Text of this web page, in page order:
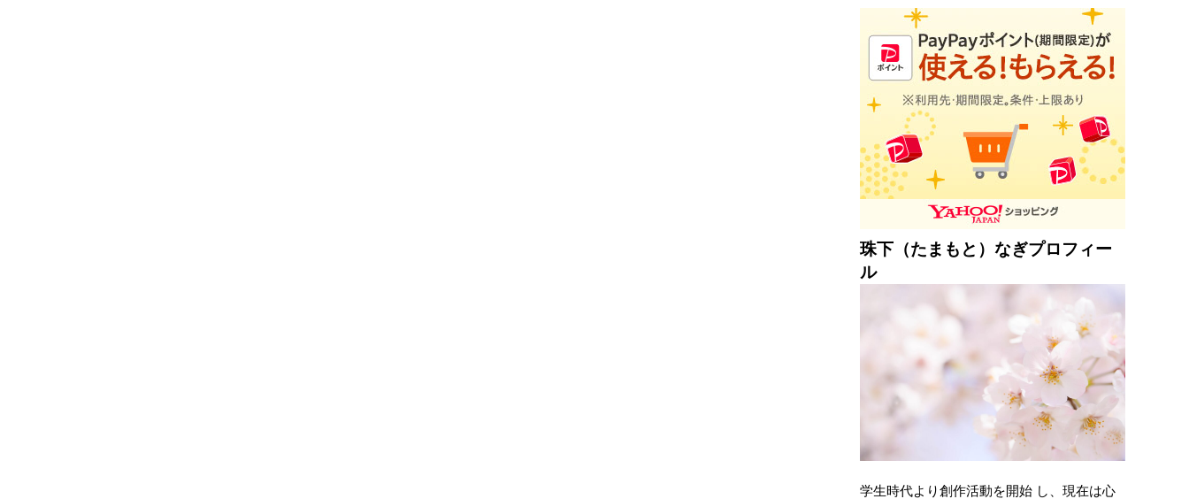
珠下（たまもと）なぎプロフィー
ル
学生時代より創作活動を開始 し、現在は心